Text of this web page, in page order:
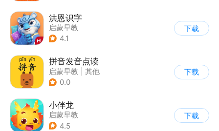
洪恩识字
启蒙早教
4.1
下载
拼音发音点读
启蒙早教
其他
0.0
下载
小伴龙
启蒙早教
4.5
下载